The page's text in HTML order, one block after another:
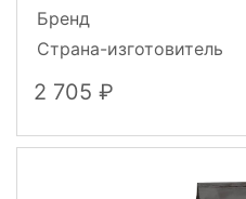
Бренд
Страна-изготовитель
2 705